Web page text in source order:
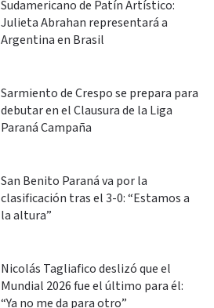
Sudamericano de Patín Artístico:
Julieta Abrahan representará a
Argentina en Brasil
Sarmiento de Crespo se prepara para
debutar en el Clausura de la Liga
Paraná Campaña
San Benito Paraná va por la
clasificación tras el 3-0: “Estamos a
la altura”
Nicolás Tagliafico deslizó que el
Mundial 2026 fue el último para él:
“Ya no me da para otro”